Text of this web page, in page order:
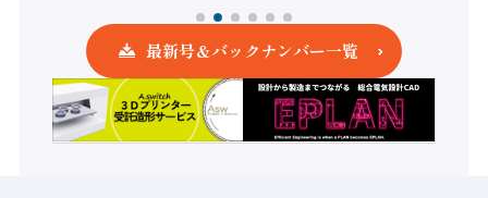
最新号＆バックナンバー一覧